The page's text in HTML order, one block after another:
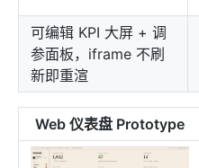
可编辑 KPI 大屏 + 调
参面板，iframe 不刷
新即重渲
Web 仪表盘 Prototype